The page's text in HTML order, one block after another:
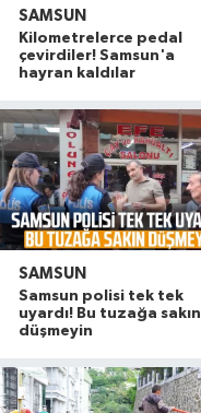
SAMSUN
Kilometrelerce pedal
çevirdiler! Samsun'a
hayran kaldılar
SAMSUN
Samsun polisi tek tek
uyardı! Bu tuzağa sakın
düşmeyin